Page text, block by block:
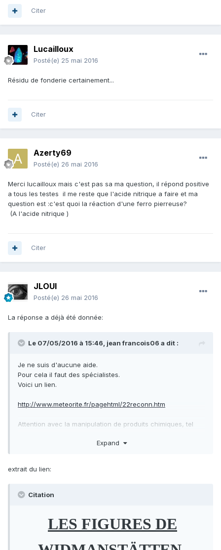
Citer
Lucailloux
Posté(e) 25 mai 2016
Résidu de fonderie certainement...
Citer
Azerty69
Posté(e) 26 mai 2016
Merci lucailloux mais c'est pas sa ma question, il répond positive
a tous les testes il me reste que l'acide nitrique a faire et ma
question est :c'est quoi la réaction d'une ferro pierreuse?
(A l'acide nitrique )
Citer
JLOUI
Posté(e) 26 mai 2016
La réponse a déjà été donnée:
Le 07/05/2016 à 15:46, jean francois06 a dit :
Je ne suis d'aucune aide.
Pour cela il faut des spécialistes.
Voici un lien.
http://www.meteorite.fr/pagehtml/22reconn.htm
Attention avec la manipulation de produits chimiques, tel
Expand
extrait du lien:
Citation
LES FIGURES DE